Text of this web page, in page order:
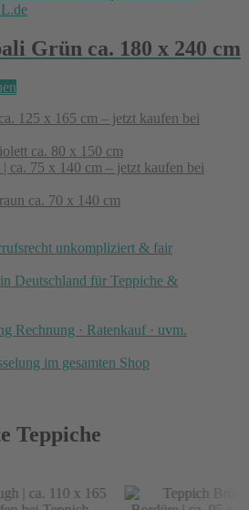
Grün ca. 180 x 240 cm
ca. 80 x 150 cm
ca. 70 x 140 cm
unkompliziert & fair
Deutschland für Teppiche &
Rechnung · Ratenkauf · uvm.
im gesamten Shop
Teppiche